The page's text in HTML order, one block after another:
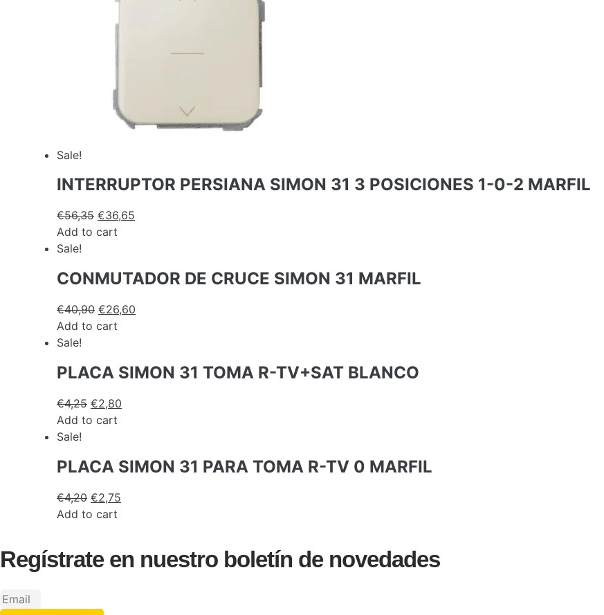
Sale!
INTERRUPTOR PERSIANA SIMON 31 3 POSICIONES 1-0-2 MARFIL
€56,35 €36,65
Add to cart
Sale!
CONMUTADOR DE CRUCE SIMON 31 MARFIL
€40,90 €26,60
Add to cart
Sale!
PLACA SIMON 31 TOMA R-TV+SAT BLANCO
€4,25 €2,80
Add to cart
Sale!
PLACA SIMON 31 PARA TOMA R-TV 0 MARFIL
€4,20 €2,75
Add to cart
Regístrate en nuestro boletín de novedades